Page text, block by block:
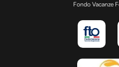
Fondo Vacanze